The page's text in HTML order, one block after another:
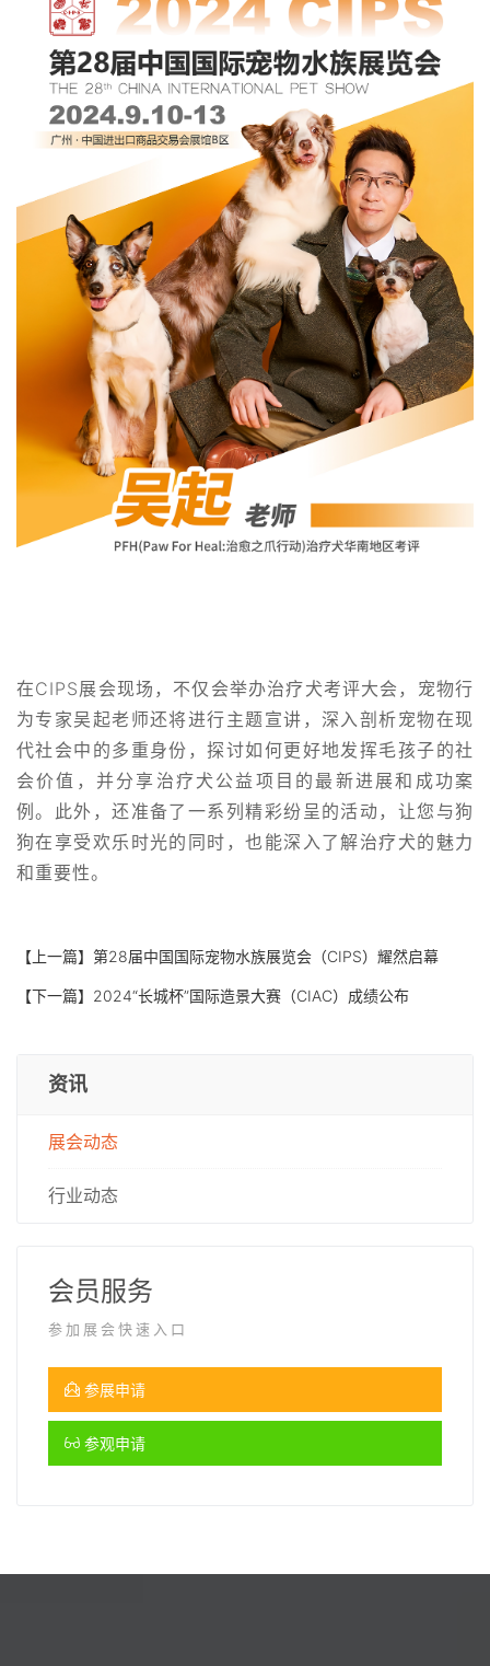
在CIPS展会现场，不仅会举办治疗犬考评大会，宠物行
为专家吴起老师还将进行主题宣讲，深入剖析宠物在现
代社会中的多重身份，探讨如何更好地发挥毛孩子的社
会价值，并分享治疗犬公益项目的最新进展和成功案
例。此外，还准备了一系列精彩纷呈的活动，让您与狗
狗在享受欢乐时光的同时，也能深入了解治疗犬的魅力
和重要性。
【上一篇】 第28届中国国际宠物水族展览会（CIPS）耀然启幕
【下一篇】 2024“长城杯”国际造景大赛（CIAC）成绩公布
资讯
展会动态
行业动态
会员服务
参加展会快速入口
参展申请
参观申请